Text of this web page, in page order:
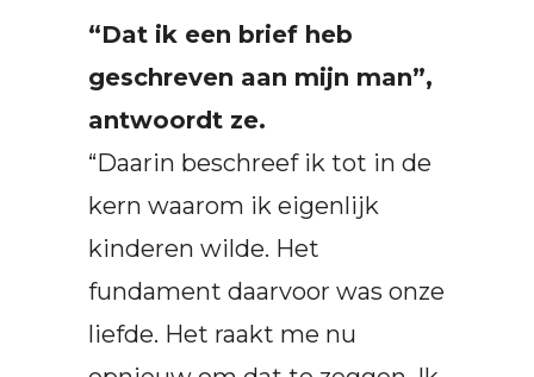
“Dat ik een brief heb
geschreven aan mijn man”,
antwoordt ze.
“Daarin beschreef ik tot in de
kern waarom ik eigenlijk
kinderen wilde. Het
fundament daarvoor was onze
liefde. Het raakt me nu